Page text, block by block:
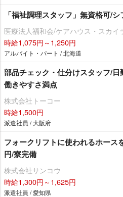
「福祉調理スタッフ」無資格可/
医療法人福和会/ケアハウス・スカイ
時給1,075円～1,250円
アルバイト・パート / 北海道
部品チェック・仕分けスタッフ/
働きやすさ満点
株式会社トーコー
時給1,500円
派遣社員 / 大阪府
フォークリフトに使われるホース
円/寮完備
株式会社サンコウ
時給1,300円～1,625円
派遣社員 / 愛知県